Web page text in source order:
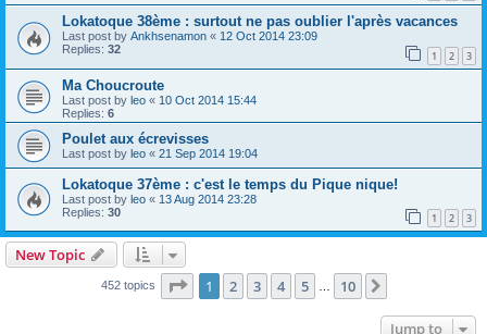
Lokatoque 38ème : surtout ne pas oublier l'après vacances
Last post by Ankhsenamon « 12 Oct 2014 23:09
Replies: 32 1 2 3
Ma Choucroute
Last post by leo « 10 Oct 2014 15:44
Replies: 6
Poulet aux écrevisses
Last post by leo « 21 Sep 2014 19:04
Lokatoque 37ème : c'est le temps du Pique nique!
Last post by leo « 13 Aug 2014 23:28
Replies: 30 1 2 3
New Topic
452 topics Page 1of 10
1 2 3 4 5 10
Jump to